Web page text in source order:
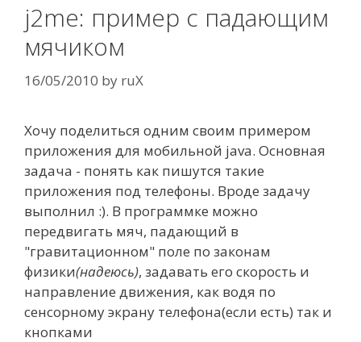
j2me: пример с падающим
мячиком
16/05/2010 by ruX
Хочу поделиться одним своим примером
приложения для мобильной java. Основная
задача - понять как пишутся такие
приложения под телефоны. Вроде задачу
выполнил :). В программке можно
передвигать мяч, падающий в
"гравитационном" поле по законам
физики(надеюсь), задавать его скорость и
направление движения, как водя по
сенсорному экрану телефона(если есть) так и
кнопками